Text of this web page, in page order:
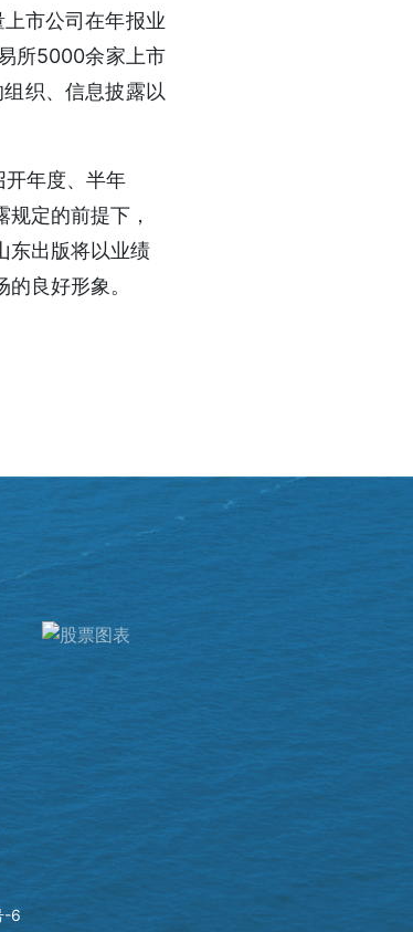
市公司在年报业
所5000余家上市
织、信息披露以
年度、半年
定的前提下，
东出版将以业绩
良好形象。
-6